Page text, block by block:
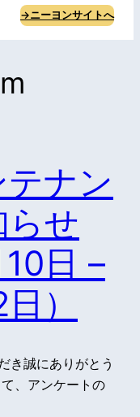
→ニーヨンサイトへ
テナン
らせ
10日 –
）
き誠にありがとう
、アンケートの